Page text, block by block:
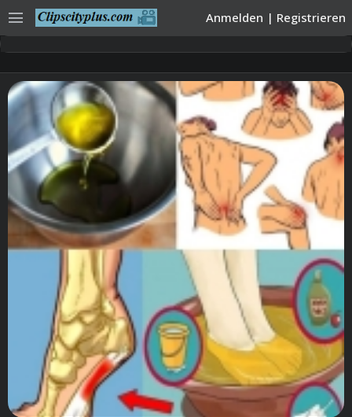
Anmelden | Registrieren
menu